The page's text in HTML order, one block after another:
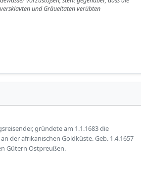
und Gräueltaten verübten
gründete am 1.1.1683 die
der afrikanischen Goldküste. Geb. 1.4.1657
Gütern Ostpreußen.